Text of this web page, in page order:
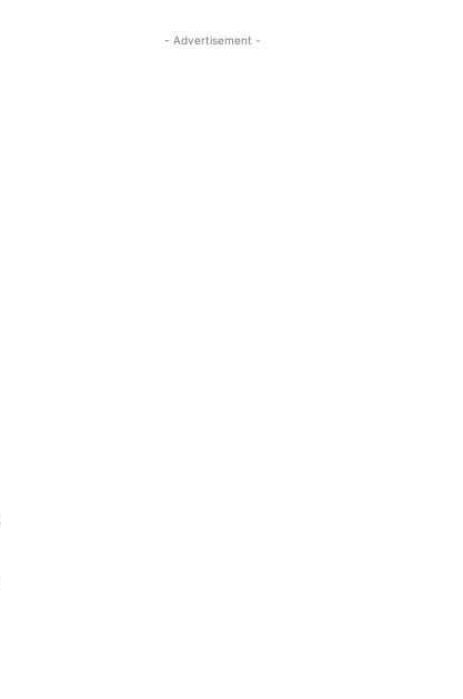
- Advertisement -